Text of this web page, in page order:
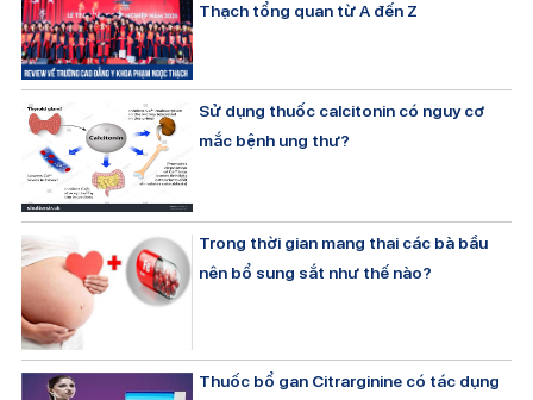
Thạch tổng quan từ A đến Z
Sử dụng thuốc calcitonin có nguy cơ
mắc bệnh ung thư?
Trong thời gian mang thai các bà bầu
nên bổ sung sắt như thế nào?
Thuốc bổ gan Citrarginine có tác dụng